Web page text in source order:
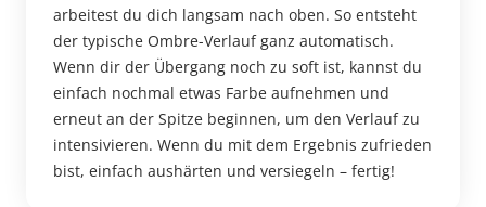
arbeitest du dich langsam nach oben. So entsteht
der typische Ombre-Verlauf ganz automatisch.
Wenn dir der Übergang noch zu soft ist, kannst du
einfach nochmal etwas Farbe aufnehmen und
erneut an der Spitze beginnen, um den Verlauf zu
intensivieren. Wenn du mit dem Ergebnis zufrieden
bist, einfach aushärten und versiegeln – fertig!